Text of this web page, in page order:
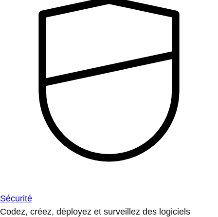
Sécurité
Codez, créez, déployez et surveillez des logiciels